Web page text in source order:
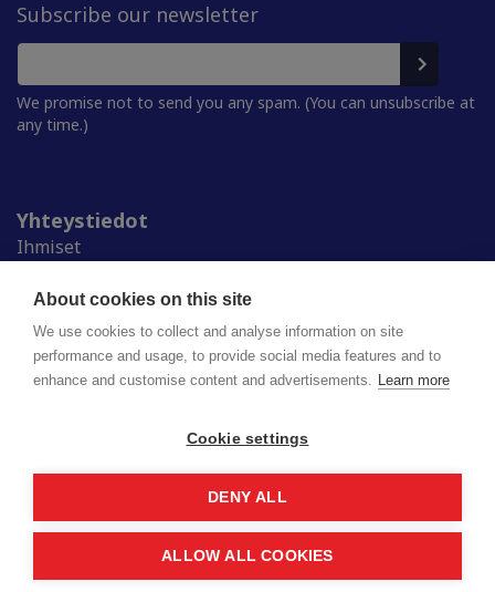
About cookies on this site
We use cookies to collect and analyse information on site
performance and usage, to provide social media features and to
enhance and customise content and advertisements. Learn more
Cookie settings
DENY ALL
ALLOW ALL COOKIES
Subscribe our newsletter
We promise not to send you any spam. (You can unsubscribe at
any time.)
Yhteystiedot
Ihmiset
Ylioppilaskunnat
Alumnille
Suomen ylioppilaskuntien liitto (SYL) ry
Privacy policy
Saavutettavuusseloste
© 2026 SYL. Created byValve